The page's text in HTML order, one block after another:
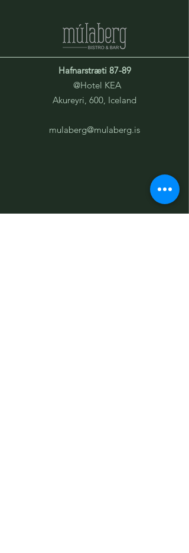
Hafnarstræti 87-89
@Hotel KEA
Akureyri, 600, Iceland
mulaberg@mulaberg.is